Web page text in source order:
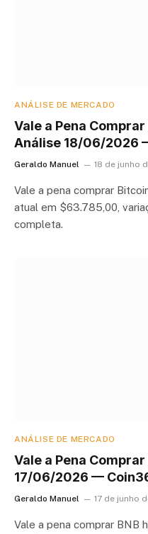
ANÁLISE DE MERCADO
Vale a Pena
Análise 18/06/2026
Geraldo Manuel 18 de junho
Vale a pena comprar
atual em $63.785,00,
completa.
ANÁLISE DE MERCADO
Vale a Pena
17/06/2026 —
Geraldo Manuel 17 de junho
Vale a pena comprar BNB